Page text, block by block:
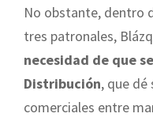
No obstante, dentro
tres patronales,
necesidad de que
Distribución, que dé
comerciales entre